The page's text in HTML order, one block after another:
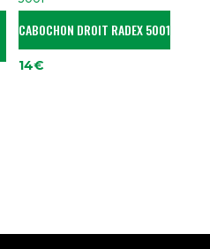
CABOCHON DROIT RADEX 5001
14€